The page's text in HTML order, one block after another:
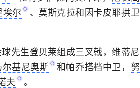
埃尔
、莫斯克拉和因卡皮耶拱卫
先生登贝莱组成三叉戟，维蒂尼
尔基尼奥斯 和帕乔搭档中卫， 努
夫 。